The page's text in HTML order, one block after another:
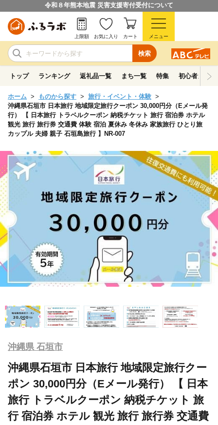
令和８年熊本地震 災害支援寄付受付について
検索
上限額 お気に入り カート メニュー
トップ ランキング 返礼品一覧 まち一覧 特集 初心者ガイド
ホーム ものから探す
旅行・イベント・体験
沖縄県石垣市 日本旅行 地域限定旅行クーポン 30,000円分（Eメール発
行） 【 日本旅行 トラベルクーポン 納税チケット 旅行 宿泊券 ホテル
観光 旅行 旅行券 交通費 体験 宿泊 夏休み 冬休み 家族旅行 ひとり旅
カップル 夫婦 親子 石垣島旅行 】NR-007
沖縄県 石垣市
沖縄県石垣市 日本旅行 地域限定旅行クー
ポン 30,000円分（Eメール発行） 【 日本
旅行 トラベルクーポン 納税チケット 旅
行 宿泊券 ホテル 観光 旅行 旅行券 交通費